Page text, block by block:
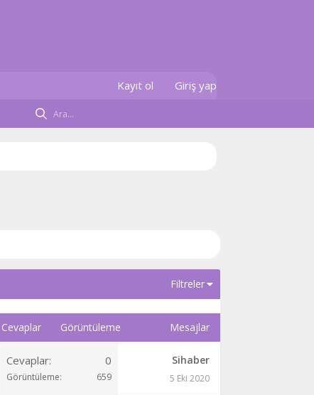
Kayıt ol Giriş yap
Filtreler
Cevaplar Görüntüleme Mesajlar
Cevaplar 0
Görüntüleme 659
Sihaber
5 Eki 2020